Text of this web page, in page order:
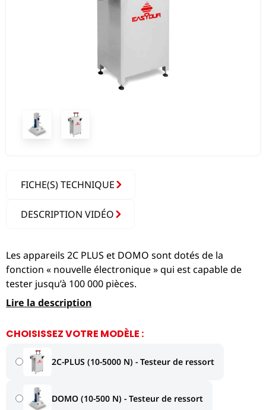
FICHE(S) TECHNIQUE
DESCRIPTION VIDÉO
Les appareils 2C PLUS et DOMO sont dotés de la
fonction « nouvelle électronique » qui est capable de
tester jusqu’à 100 000 pièces.
Lire la description
CHOISISSEZ VOTRE MODÈLE :
2C-PLUS (10-5000 N) - Testeur de ressort
DOMO (10-500 N) - Testeur de ressort